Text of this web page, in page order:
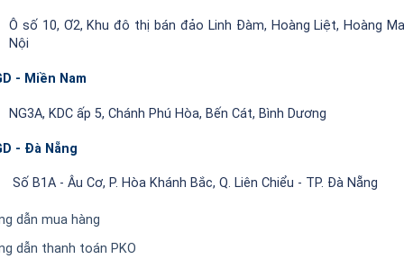
Ô số 10, Ơ2, Khu đô thị bán đảo Linh Đàm, Hoàng Liệt, Hoàng
Nội
- Miền Nam
NG3A, KDC ấp 5, Chánh Phú Hòa, Bến Cát, Bình Dương
- Đà Nẵng
Số B1A - Âu Cơ, P. Hòa Khánh Bắc, Q. Liên Chiểu - TP. Đà Nẵng
dẫn mua hàng
dẫn thanh toán PKO